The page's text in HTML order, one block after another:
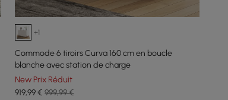
+1
Commode 6 tiroirs Curva 160 cm en boucle
blanche avec station de charge
New Prix Réduit
919,99€ 999,99 €